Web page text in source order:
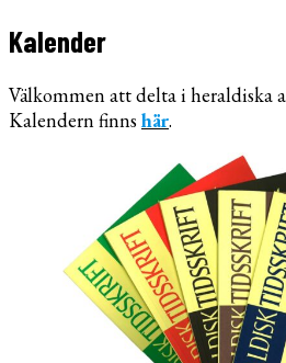
Kalender
Välkommen att delta i heraldiska
Kalendern finns här.